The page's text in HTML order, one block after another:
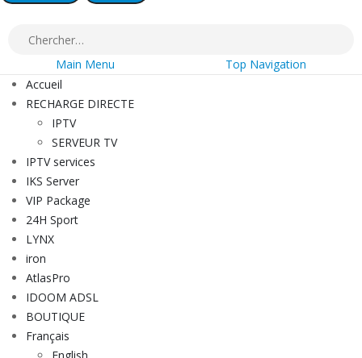
Main Menu
Top Navigation
Accueil
RECHARGE DIRECTE
IPTV
SERVEUR TV
IPTV services
IKS Server
VIP Package
24H Sport
LYNX
iron
AtlasPro
IDOOM ADSL
BOUTIQUE
Français